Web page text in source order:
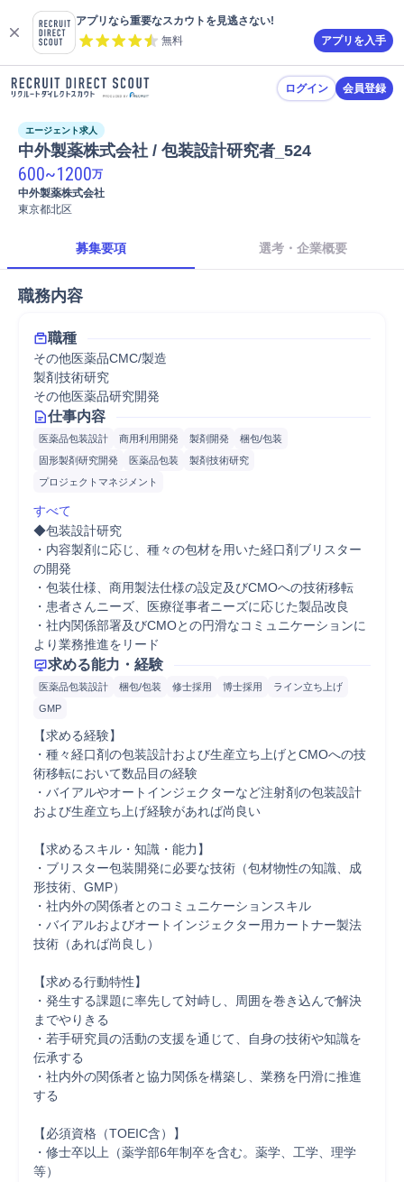
アプリなら重要なスカウトを見逃さない!
無料
アプリを入手
ログイン 会員登録
エージェント求人
中外製薬株式会社 / 包装設計研究者_524
600~1200万
中外製薬株式会社
東京都北区
募集要項 選考・企業概要
職務内容
職種
その他医薬品CMC/製造
製剤技術研究
その他医薬品研究開発
仕事内容
医薬品包装設計 商用利用開発 製剤開発
梱包/包装
固形製剤研究開発
医薬品包装
製剤技術研究
プロジェクトマネジメント
すべて
◆包装設計研究
・内容製剤に応じ、種々の包材を用いた経口剤ブリスター
の開発
・包装仕様、商用製法仕様の設定及びCMOへの技術移転
・患者さんニーズ、医療従事者ニーズに応じた製品改良
・社内関係部署及びCMOとの円滑なコミュニケーションに
より業務推進をリード
求める能力・経験
医薬品包装設計 梱包/包装 修士採用 博士採用
ライン立ち上げ
GMP
【求める経験】
・種々経口剤の包装設計および生産立ち上げとCMOへの技
術移転において数品目の経験
・バイアルやオートインジェクターなど注射剤の包装設計
および生産立ち上げ経験があれば尚良い
【求めるスキル・知識・能力】
・ブリスター包装開発に必要な技術（包材物性の知識、成
形技術、GMP）
・社内外の関係者とのコミュニケーションスキル
・バイアルおよびオートインジェクター用カートナー製法
技術（あれば尚良し）
【求める行動特性】
・発生する課題に率先して対峙し、周囲を巻き込んで解決
までやりきる
・若手研究員の活動の支援を通じて、自身の技術や知識を
伝承する
・社内外の関係者と協力関係を構築し、業務を円滑に推進
する
【必須資格（TOEIC含）】
・修士卒以上（薬学部6年制卒を含む。薬学、工学、理学
等）